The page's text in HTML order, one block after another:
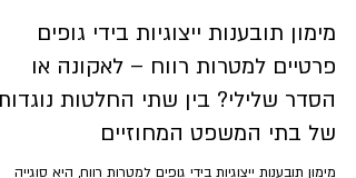
מימון תובענות ייצוגיות בידי גופים
פרטיים למטרות רווח – לאקונה או
הסדר שלילי? בין שתי החלטות
של בתי המשפט המחוזיים
מימון תובענות ייצוגיות בידי גופים למטרות רווח, היא סוגייה